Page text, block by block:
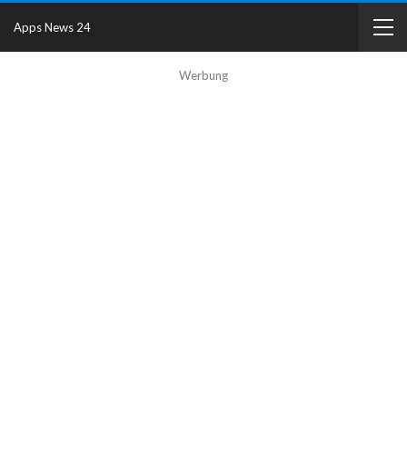
Werbung
Apps News 24